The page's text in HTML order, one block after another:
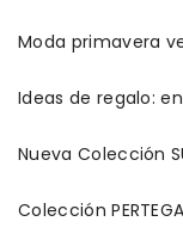
Moda primavera
Ideas de regalo:
Nueva Colección
Colección